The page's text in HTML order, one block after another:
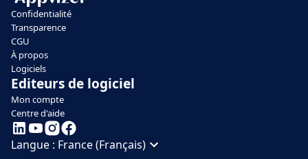
Confidentialité
Transparence
CGU
À propos
Logiciels
Editeurs de logiciel
Mon compte
Centre d'aide
Langue : France (Français)